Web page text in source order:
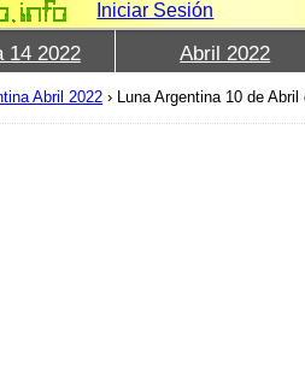
Iniciar Sesión
14 2022 Abril 2022
Abril 2022 › Luna Argentina 10 de Abril